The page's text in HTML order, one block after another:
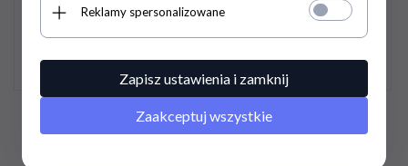
Piec do pizzy elektryczny |
jednokomorowy | 6x36 |
Piec do pizzy elektryczny |
jednokomorowy | 6x36 |
Reklamy spersonalizowane
Zapisz ustawienia i zamknij
Zaakceptuj wszystkie